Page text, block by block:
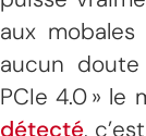
aux mobales
aucun
PCIe 4.0 » le
détecté,